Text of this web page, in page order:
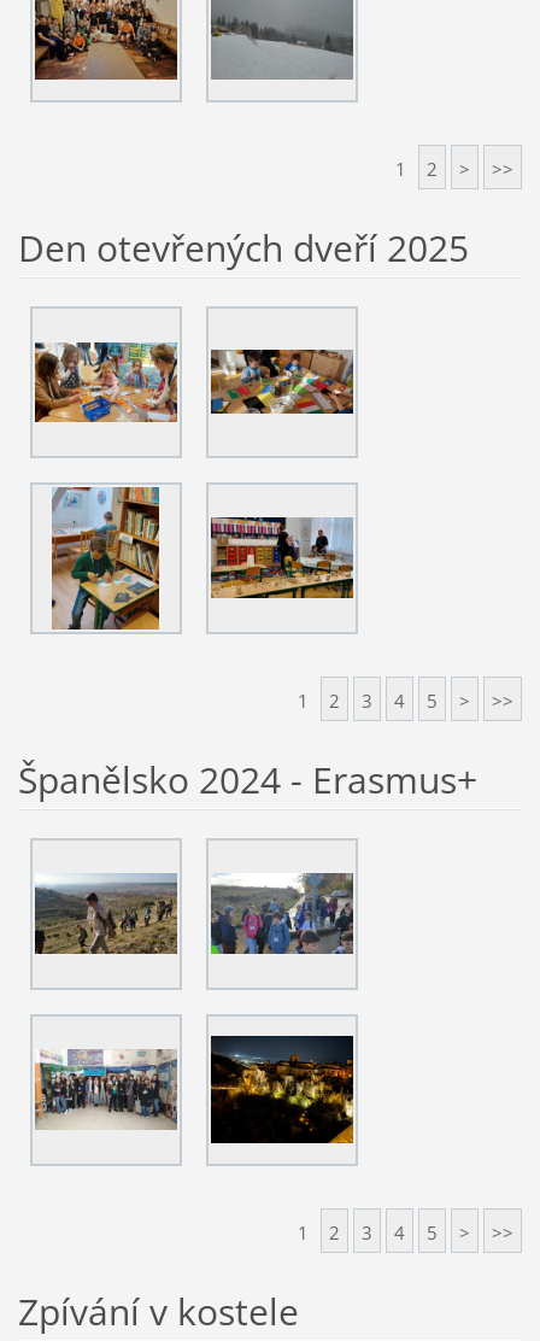
1 2 > >>
Den otevřených dveří 2025
1 2 3 4 5 > >>
Španělsko 2024 - Erasmus+
1 2 3 4 5 > >>
Zpívání v kostele